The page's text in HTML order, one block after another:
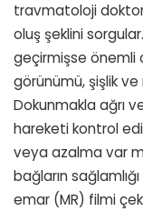
travmatoloji
oluş şeklini
geçirmişse önemli
görünümü, şişlik
Dokunmakla ağrı
hareketi kontrol
veya azalma var
bağların
emar (MR) filmi